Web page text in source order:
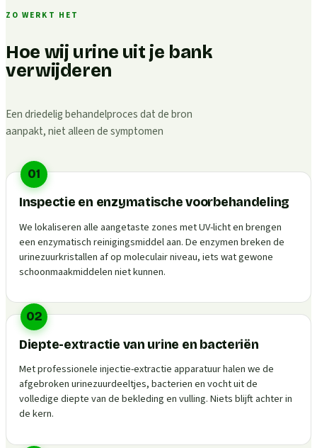
ZO WERKT HET
Hoe wij urine uit je bank
verwijderen
Een driedelig behandelproces dat de bron
aanpakt, niet alleen de symptomen
01
Inspectie en enzymatische voorbehandeling
We lokaliseren alle aangetaste zones met UV-licht en brengen
een enzymatisch reinigingsmiddel aan. De enzymen breken de
urinezuurkristallen af op moleculair niveau, iets wat gewone
schoonmaakmiddelen niet kunnen.
02
Diepte-extractie van urine en bacteriën
Met professionele injectie-extractie apparatuur halen we de
afgebroken urinezuurdeeltjes, bacterien en vocht uit de
volledige diepte van de bekleding en vulling. Niets blijft achter in
de kern.